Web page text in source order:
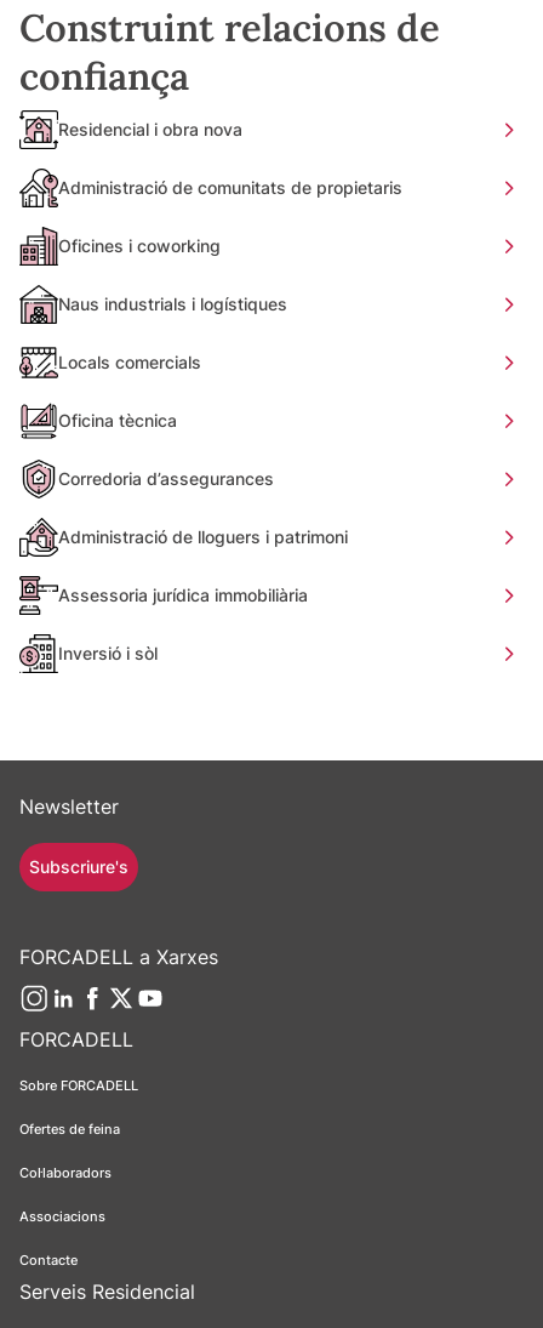
Construint relacions de
confiança
Residencial i obra nova
Administració de comunitats de propietaris
Oficines i coworking
Naus industrials i logístiques
Locals comercials
Oficina tècnica
Corredoria d’assegurances
Administració de lloguers i patrimoni
Assessoria jurídica immobiliària
Inversió i sòl
FORCADELL
Sobre FORCADELL
Ofertes de feina
Col·laboradors
Associacions
Contacte
Serveis Residencial
Newsletter
Subscriure's
FORCADELL a Xarxes